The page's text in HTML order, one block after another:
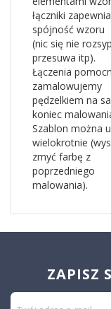
łączniki
spójność wzoru
(nic się nie
przesuwa itp).
Łączenia
zamalowujemy
pędzelkiem na
koniec
Szablon można
wielokrotnie
zmyć farbę z
poprzedniego
malowania).
ZAPISZ